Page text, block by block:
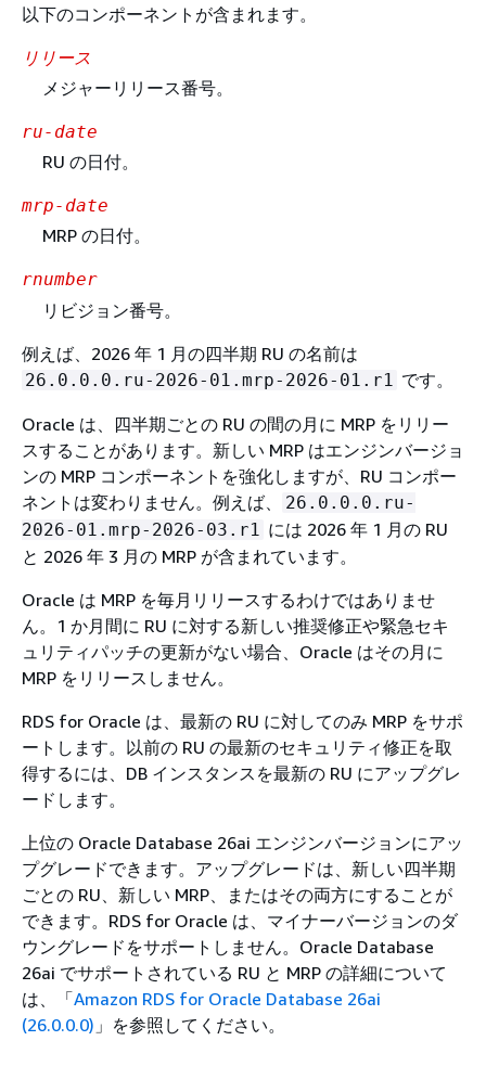
以下のコンポーネントが含まれます。
リリース
メジャーリリース番号。
ru-date
RU の日付。
mrp-date
MRP の日付。
rnumber
リビジョン番号。
例えば、2026 年 1 月の四半期 RU の名前は
26.0.0.0.ru-2026-01.mrp-2026-01.r1 です。
Oracle は、四半期ごとの RU の間の月に MRP をリリー
スすることがあります。新しい MRP はエンジンバージョ
ンの MRP コンポーネントを強化しますが、RU コンポー
ネントは変わりません。例えば、
26.0.0.0.ru-
2026-01.mrp-2026-03.r1 には 2026 年 1 月の RU
と 2026 年 3 月の MRP が含まれています。
Oracle は MRP を毎月リリースするわけではありませ
ん。1 か月間に RU に対する新しい推奨修正や緊急セキ
ュリティパッチの更新がない場合、Oracle はその月に
MRP をリリースしません。
RDS for Oracle は、最新の RU に対してのみ MRP をサポ
ートします。以前の RU の最新のセキュリティ修正を取
得するには、DB インスタンスを最新の RU にアップグレ
ードします。
上位の Oracle Database 26ai エンジンバージョンにアッ
プグレードできます。アップグレードは、新しい四半期
ごとの RU、新しい MRP、またはその両方にすることが
できます。RDS for Oracle は、マイナーバージョンのダ
ウングレードをサポートしません。Oracle Database
26ai でサポートされている RU と MRP の詳細について
は、「Amazon RDS for Oracle Database 26ai
(26.0.0.0) 」を参照してください。